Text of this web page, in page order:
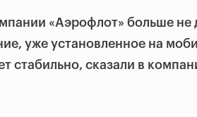
«Аэрофлот» больше не
уже установленное на
стабильно, сказали в